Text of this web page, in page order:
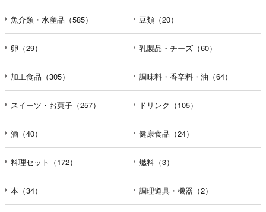
魚介類・水産品（585） 豆類（20）
卵（29） 乳製品・チーズ（60）
加工食品（305） 調味料・香辛料・油（64）
スイーツ・お菓子（257） ドリンク（105）
酒（40） 健康食品（24）
料理セット（172） 燃料（3）
本（34） 調理道具・機器（2）